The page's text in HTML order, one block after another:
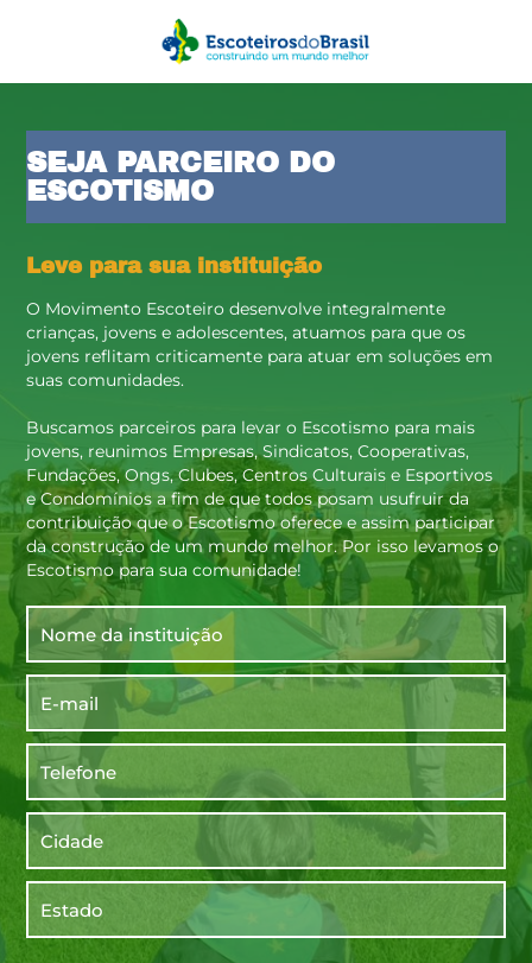
SEJA PARCEIRO DO
ESCOTISMO
Leve para sua instituição
O Movimento Escoteiro desenvolve integralmente
crianças, jovens e adolescentes, atuamos para que os
jovens reflitam criticamente para atuar em soluções em
suas comunidades.
Buscamos parceiros para levar o Escotismo para mais
jovens, reunimos Empresas, Sindicatos, Cooperativas,
Fundações, Ongs, Clubes, Centros Culturais e Esportivos
e Condomínios a fim de que todos posam usufruir da
contribuição que o Escotismo oferece e assim participar
da construção de um mundo melhor. Por isso levamos o
Escotismo para sua comunidade!